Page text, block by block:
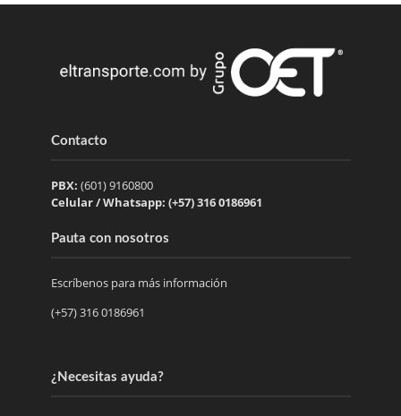
Contacto
PBX: (601) 9160800
Celular / Whatsapp: (+57) 316 0186961
Pauta con nosotros
Escríbenos para más información
(+57) 316 0186961
¿Necesitas ayuda?